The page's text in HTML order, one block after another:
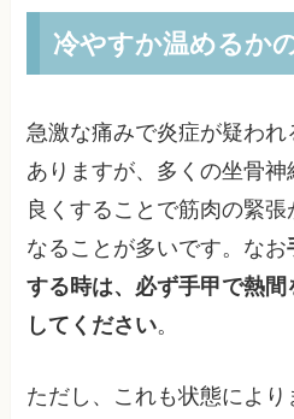
冷やすか温めるか
急激な痛みで炎症が疑わ
ありますが、多くの坐骨
良くすることで筋肉の緊
なることが多いです。なお
する時は、必ず手甲で熱
してください。
ただし、これも状態によ